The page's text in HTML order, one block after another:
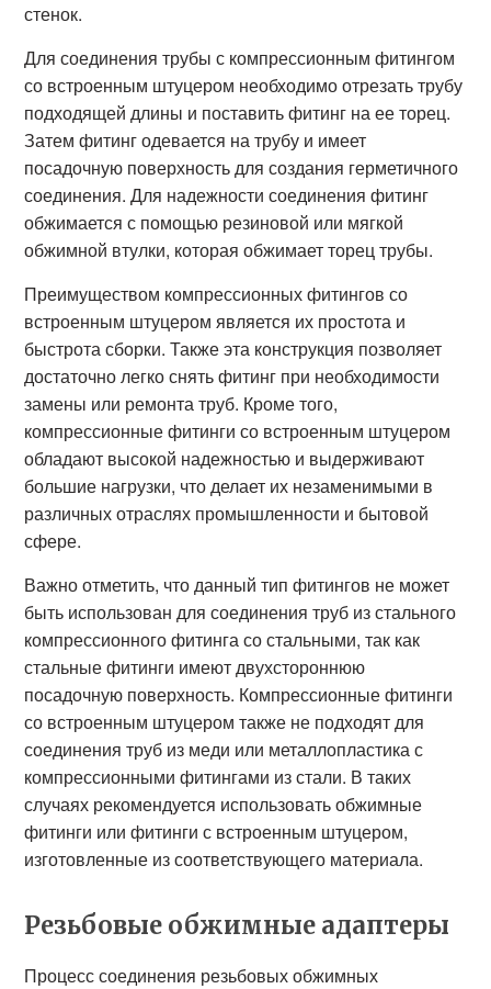
стенок.
Для соединения трубы с компрессионным фитингом
со встроенным штуцером необходимо отрезать трубу
подходящей длины и поставить фитинг на ее торец.
Затем фитинг одевается на трубу и имеет
посадочную поверхность для создания герметичного
соединения. Для надежности соединения фитинг
обжимается с помощью резиновой или мягкой
обжимной втулки, которая обжимает торец трубы.
Преимуществом компрессионных фитингов со
встроенным штуцером является их простота и
быстрота сборки. Также эта конструкция позволяет
достаточно легко снять фитинг при необходимости
замены или ремонта труб. Кроме того,
компрессионные фитинги со встроенным штуцером
обладают высокой надежностью и выдерживают
большие нагрузки, что делает их незаменимыми в
различных отраслях промышленности и бытовой
сфере.
Важно отметить, что данный тип фитингов не может
быть использован для соединения труб из стального
компрессионного фитинга со стальными, так как
стальные фитинги имеют двухстороннюю
посадочную поверхность. Компрессионные фитинги
со встроенным штуцером также не подходят для
соединения труб из меди или металлопластика с
компрессионными фитингами из стали. В таких
случаях рекомендуется использовать обжимные
фитинги или фитинги с встроенным штуцером,
изготовленные из соответствующего материала.
Резьбовые обжимные адаптеры
Процесс соединения резьбовых обжимных